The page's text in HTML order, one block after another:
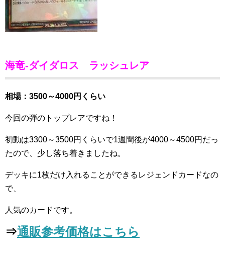
海竜-ダイダロス ラッシュレア
相場：3500～4000円くらい
今回の弾のトップレアですね！
初動は3300～3500円くらいで1週間後が4000～4500円だっ
たので、少し落ち着きましたね。
デッキに1枚だけ入れることができるレジェンドカードなの
で、
人気のカードです。
⇒通販参考価格はこちら